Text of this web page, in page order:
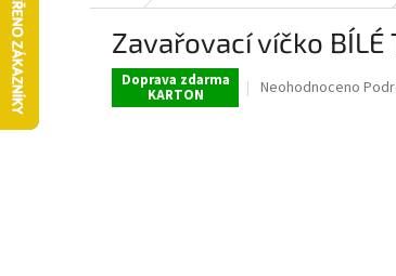
Zavařovací víčko BÍLÉ
Doprava zdarma
KARTON
Průměrné
Neohodnoceno